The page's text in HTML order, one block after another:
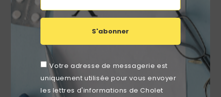
S'abonner
Votre adresse de messagerie est
uniquement utilisée pour vous envoyer
les lettres d'informations de Cholet